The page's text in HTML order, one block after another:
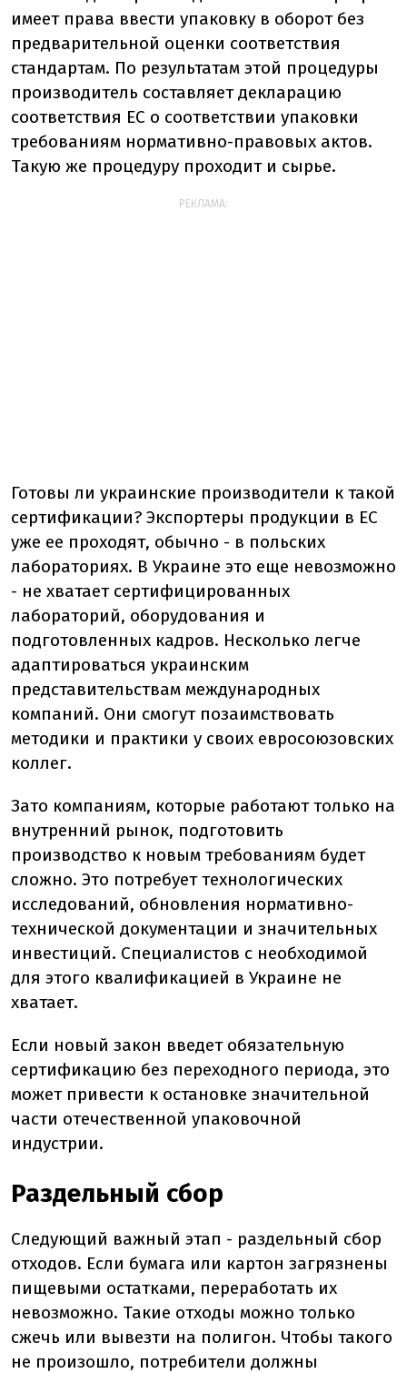
имеет права ввести упаковку в оборот без
предварительной оценки соответствия
стандартам. По результатам этой процедуры
производитель составляет декларацию
соответствия ЕС о соответствии упаковки
требованиям нормативно-правовых актов.
Такую же процедуру проходит и сырье.
РЕКЛАМА:
Готовы ли украинские производители к такой
сертификации? Экспортеры продукции в ЕС
уже ее проходят, обычно - в польских
лабораториях. В Украине это еще невозможно
- не хватает сертифицированных
лабораторий, оборудования и
подготовленных кадров. Несколько легче
адаптироваться украинским
представительствам международных
компаний. Они смогут позаимствовать
методики и практики у своих евросоюзовских
коллег.
Зато компаниям, которые работают только на
внутренний рынок, подготовить
производство к новым требованиям будет
сложно. Это потребует технологических
исследований, обновления нормативно-
технической документации и значительных
инвестиций. Специалистов с необходимой
для этого квалификацией в Украине не
хватает.
Если новый закон введет обязательную
сертификацию без переходного периода, это
может привести к остановке значительной
части отечественной упаковочной
индустрии.
Раздельный сбор
Следующий важный этап - раздельный сбор
отходов. Если бумага или картон загрязнены
пищевыми остатками, переработать их
невозможно. Такие отходы можно только
сжечь или вывезти на полигон. Чтобы такого
не произошло, потребители должны